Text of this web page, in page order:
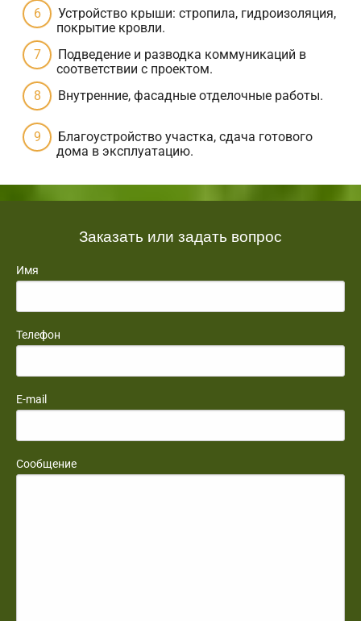
Устройство крыши: стропила, гидроизоляция,
покрытие кровли.
Подведение и разводка коммуникаций в
соответствии с проектом.
Внутренние, фасадные отделочные работы.
Благоустройство участка, сдача готового
дома в эксплуатацию.
Заказать или задать вопрос
Имя
Телефон
E-mail
Сообщение